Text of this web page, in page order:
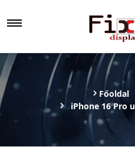
Főoldal
iPhone 16 Pro